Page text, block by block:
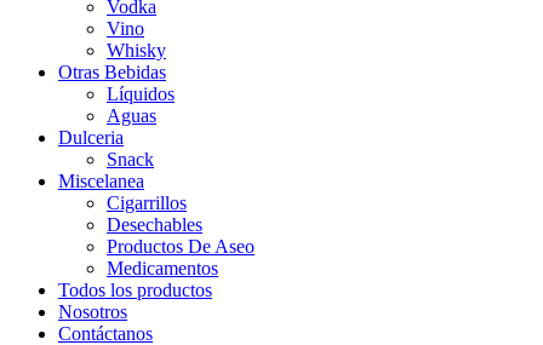
Vodka
Vino
Whisky
Otras Bebidas
Líquidos
Aguas
Dulceria
Snack
Miscelanea
Cigarrillos
Desechables
Productos De Aseo
Medicamentos
Todos los productos
Nosotros
Contáctanos